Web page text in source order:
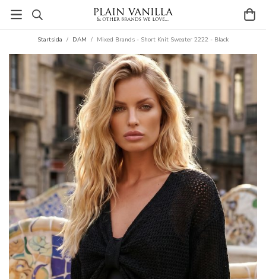
Startsida / DAM / Mixed Brands - Short Knit Sweater 2222 - Black